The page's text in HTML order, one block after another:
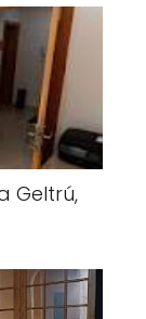
Geltrú,